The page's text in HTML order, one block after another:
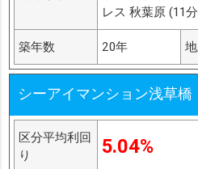
レス 秋葉原 (11
築年数 20年
シーアイマンション浅草橋
区分平均利回
り
5.04%